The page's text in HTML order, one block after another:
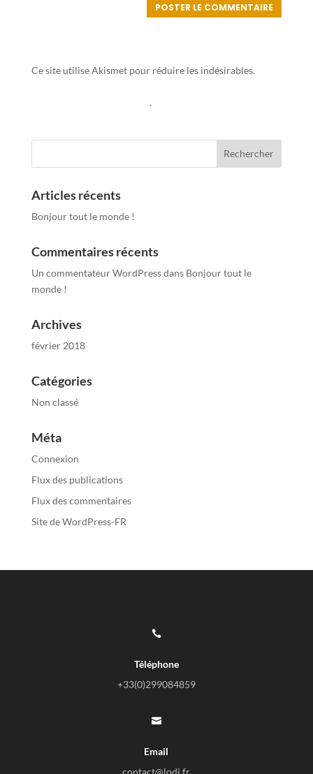
Ce site utilise Akismet pour réduire les indésirables.
.
Articles récents
Bonjour tout le monde !
Commentaires récents
Un commentateur WordPressdans Bonjour tout le
monde !
Archives
février 2018
Catégories
Non classé
Méta
Connexion
Flux des publications
Flux des commentaires
Site de WordPress-FR

Téléphone
+33(0)299084859

Email
contact@lodi.fr